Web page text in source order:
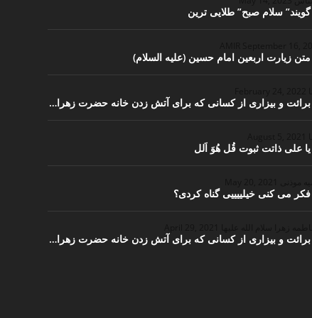
گویند” سلام صبح” طلایی ترین
متن زیارت اربعین امام حسین (علیه السلام)
برائت و بیزاری از کسانی که برای آتش زدن خانه حضرت زهرا…
یا علی ذاتت ثبوت قُل هُوَ اَلل
فکر می کنی خیلییییی گناه کردی؟
برائت و بیزاری از کسانی که برای آتش زدن خانه حضرت زهرا…